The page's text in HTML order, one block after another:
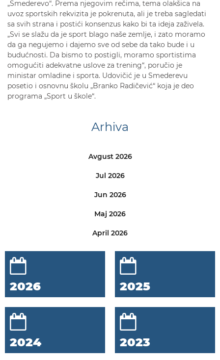
„Smederevo“. Prema njegovim rečima, tema olakšica na
uvoz sportskih rekvizita je pokrenuta, ali je treba sagledati
sa svih strana i postići konsenzus kako bi ta ideja zaživela.
„Svi se slažu da je sport blago naše zemlje, i zato moramo
da ga negujemo i dajemo sve od sebe da tako bude i u
budućnosti. Da bismo to postigli, moramo sportistima
omogućiti adekvatne uslove za trening“, poručio je
ministar omladine i sporta. Udovičić je u Smederevu
posetio i osnovnu školu „Branko Radičević“ koja je deo
programa „Sport u škole“.
Arhiva
Avgust 2026
Jul 2026
Jun 2026
Maj 2026
April 2026
2026 2025
2024 2023